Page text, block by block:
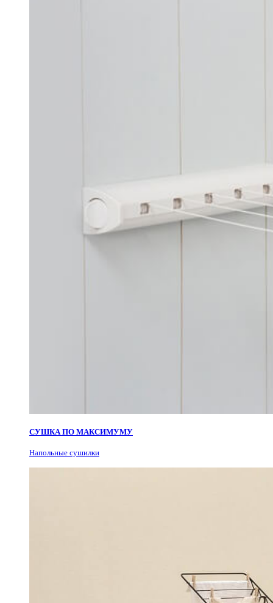
СУШКА ПО МАКСИМУМУ
Напольные сушилки